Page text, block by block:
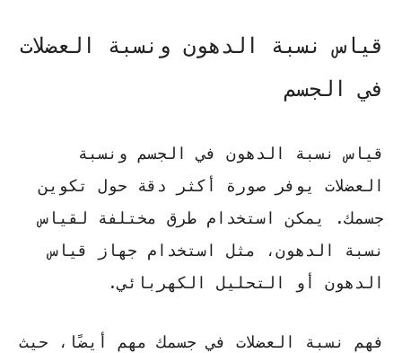
قياس نسبة الدهون ونسبة العضلات
في الجسم
قياس نسبة الدهون في الجسم ونسبة
العضلات يوفر صورة أكثر دقة حول تكوين
جسمك. يمكن استخدام طرق مختلفة لقياس
نسبة الدهون، مثل استخدام جهاز قياس
الدهون أو التحليل الكهربائي.
فهم نسبة العضلات في جسمك مهم أيضًا، حيث